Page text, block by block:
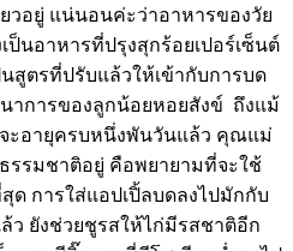
วอยู่ แน่นอนค่ะว่าอาหารของวัย
นอาหารที่ปรุงสุกร้อยเปอร์เซ็นต์
สูตรที่ปรับแล้วให้เข้ากับการบด
าการของลูกน้อยหอยสังข์ ถึงแม้
ะอายุครบหนึ่งพันวันแล้ว คุณแม่
รรมชาติอยู่ คือพยายามที่จะใช้
ด การใส่แอปเปิ้ลบดลงไปมักกับ
ว ยังช่วยชูรสให้ไก่มีรสชาติอีก